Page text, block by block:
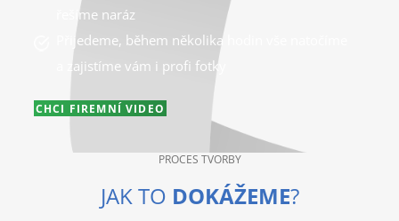
řešíme naráz
Přijedeme, během několika hodin vše natočíme
a zajistíme vám i profi fotky
CHCI FIREMNÍ VIDEO
PROCES TVORBY
JAK TO DOKÁŽEME?